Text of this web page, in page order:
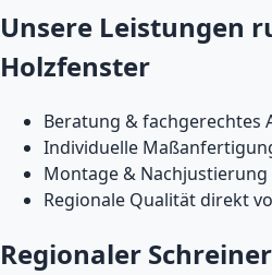
Unsere Leistungen
Holzfenster
Beratung & fachgerechtes
Individuelle
Montage & Nachjustierung
Regionale Qualität direkt
Regionaler